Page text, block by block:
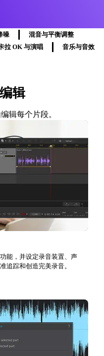
噪
混音与平衡调整
拉 OK 与演唱 音乐与音效
辑
辑每个片段。
能，并设定录音装置、声
追踪和创造完美录音。